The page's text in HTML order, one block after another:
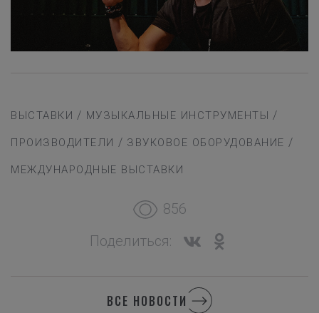
ВЫСТАВКИ / МУЗЫКАЛЬНЫЕ ИНСТРУМЕНТЫ /
ПРОИЗВОДИТЕЛИ / ЗВУКОВОЕ ОБОРУДОВАНИЕ /
МЕЖДУНАРОДНЫЕ ВЫСТАВКИ
856
Поделиться:
ВСЕ НОВОСТИ